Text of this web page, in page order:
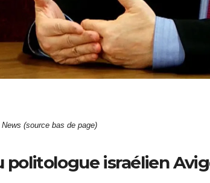
(source bas de page)
politologue israélien